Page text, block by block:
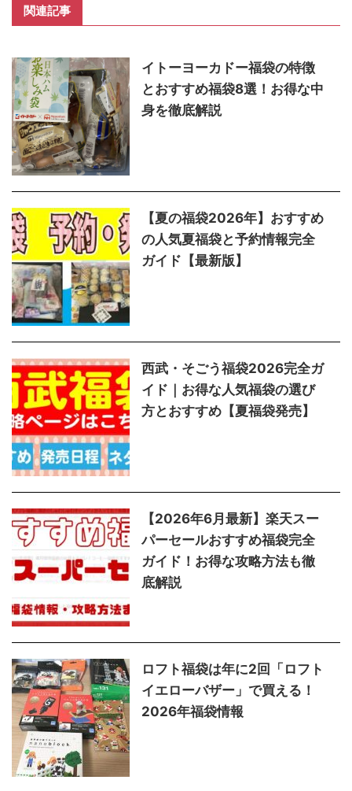
関連記事
イトーヨーカドー福袋の特徴
とおすすめ福袋8選！お得な中
身を徹底解説
【夏の福袋2026年】おすすめ
の人気夏福袋と予約情報完全
ガイド【最新版】
西武・そごう福袋2026完全ガ
イド｜お得な人気福袋の選び
方とおすすめ【夏福袋発売】
【2026年6月最新】楽天スー
パーセールおすすめ福袋完全
ガイド！お得な攻略方法も徹
底解説
ロフト福袋は年に2回「ロフト
イエローバザー」で買える！
2026年福袋情報